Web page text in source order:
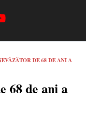
DE 68 DE ANI A
68 de ani a